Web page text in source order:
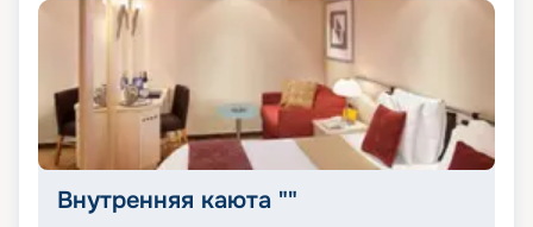
Внутренняя каюта ""